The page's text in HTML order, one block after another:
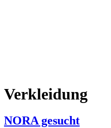
Verkleidung
NORA gesucht